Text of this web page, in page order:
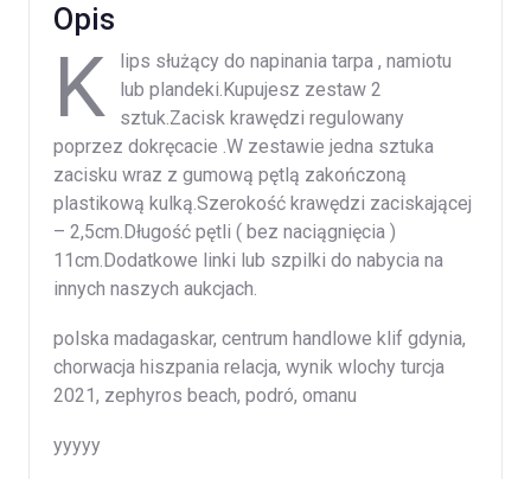
Opis
K
lips służący do napinania tarpa , namiotu
lub plandeki.Kupujesz zestaw 2
sztuk.Zacisk krawędzi regulowany
poprzez dokręcacie .W zestawie jedna sztuka
zacisku wraz z gumową pętlą zakończoną
plastikową kulką.Szerokość krawędzi zaciskającej
– 2,5cm.Długość pętli ( bez naciągnięcia )
11cm.Dodatkowe linki lub szpilki do nabycia na
innych naszych aukcjach.
polska madagaskar, centrum handlowe klif gdynia,
chorwacja hiszpania relacja, wynik wlochy turcja
2021, zephyros beach, podró, omanu
yyyyy